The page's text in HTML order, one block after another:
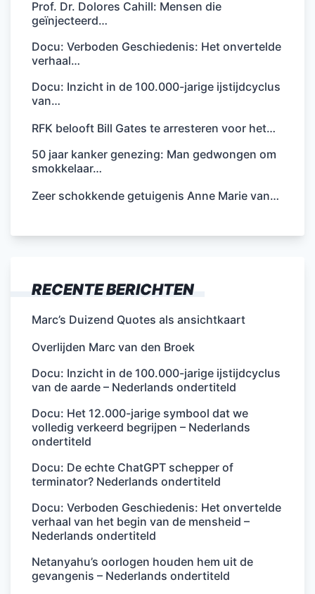
Prof. Dr. Dolores Cahill: Mensen die
geïnjecteerd…
Docu: Verboden Geschiedenis: Het onvertelde
verhaal…
Docu: Inzicht in de 100.000-jarige ijstijdcyclus
van…
RFK belooft Bill Gates te arresteren voor het…
50 jaar kanker genezing: Man gedwongen om
smokkelaar…
Zeer schokkende getuigenis Anne Marie van…
RECENTE BERICHTEN
Marc’s Duizend Quotes als ansichtkaart
Overlijden Marc van den Broek
Docu: Inzicht in de 100.000-jarige ijstijdcyclus
van de aarde – Nederlands ondertiteld
Docu: Het 12.000-jarige symbool dat we
volledig verkeerd begrijpen – Nederlands
ondertiteld
Docu: De echte ChatGPT schepper of
terminator? Nederlands ondertiteld
Docu: Verboden Geschiedenis: Het onvertelde
verhaal van het begin van de mensheid –
Nederlands ondertiteld
Netanyahu’s oorlogen houden hem uit de
gevangenis – Nederlands ondertiteld